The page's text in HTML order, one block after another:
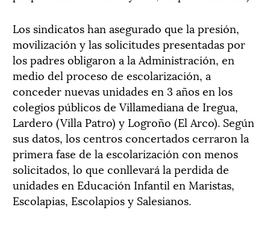
Los sindicatos han asegurado que la presión,
movilización y las solicitudes presentadas por
los padres obligaron a la Administración, en
medio del proceso de escolarización, a
conceder nuevas unidades en 3 años en los
colegios públicos de Villamediana de Iregua,
Lardero (Villa Patro) y Logroño (El Arco). Según
sus datos, los centros concertados cerraron la
primera fase de la escolarización con menos
solicitados, lo que conllevará la perdida de
unidades en Educación Infantil en Maristas,
Escolapias, Escolapios y Salesianos.